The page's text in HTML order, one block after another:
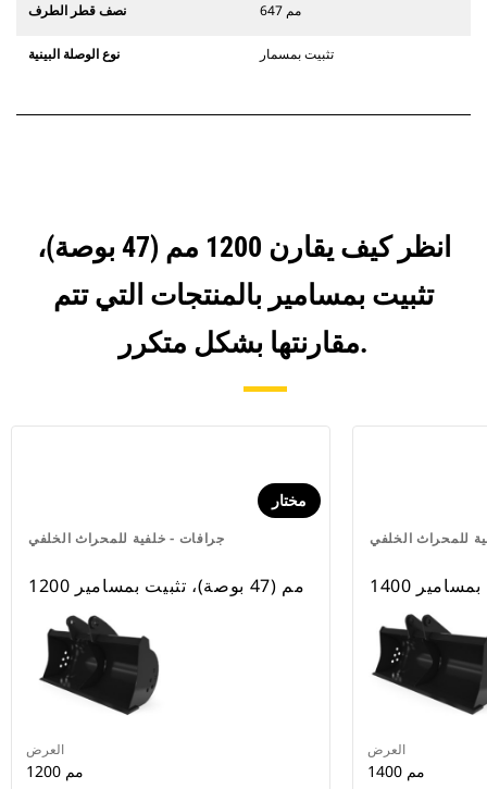
نصف قطر الطرف 647 مم
نوع الوصلة البينية تثبيت بمسمار
انظر كيف يقارن 1200 مم (47 بوصة)،
تثبيت بمسامير بالمنتجات التي تتم
مقارنتها بشكل متكرر.
جرافات - خلفية للمحراث الخلفي
مختار
1200 مم (47 بوصة)، تثبيت بمسامير
العرض
1200 مم
للمحراث الخلفي
العرض
1400 مم